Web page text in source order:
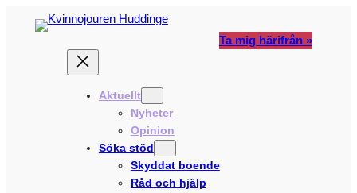
Ta mig härifrån »
Aktuellt
Nyheter
Opinion
Söka stöd
Skyddat boende
Råd och hjälp